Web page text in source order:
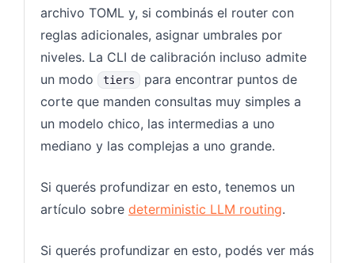
archivo TOML y, si combinás el router con
reglas adicionales, asignar umbrales por
niveles. La CLI de calibración incluso admite
un modo
tiers
para encontrar puntos de
corte que manden consultas muy simples a
un modelo chico, las intermedias a uno
mediano y las complejas a uno grande.
Si querés profundizar en esto, tenemos un
artículo sobre deterministic LLM routing.
Si querés profundizar en esto, podés ver más